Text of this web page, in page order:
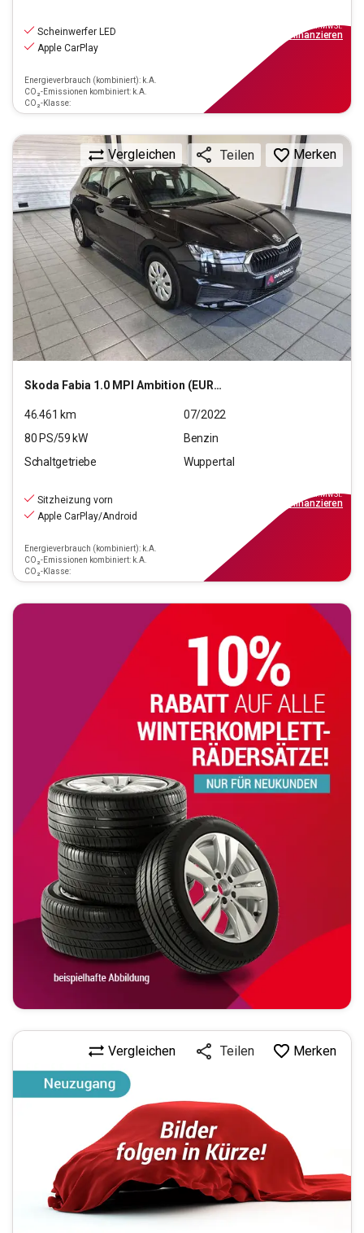
Scheinwerfer LED
Apple CarPlay
Energieverbrauch (kombiniert): k.A.
CO₂-Emissionen kombiniert: k.A.
CO₂-Klasse:
inkl.MwSt.
finanzieren
Skoda Fabia 1.0 MPI Ambition (EURO 6d)
Vergleichen Teilen Merken
46.461 km
07/2022
80 PS/59 kW
Benzin
Schaltgetriebe
Wuppertal
Sitzheizung vorn
Apple CarPlay/Android
Energieverbrauch (kombiniert): k.A.
CO₂-Emissionen kombiniert: k.A.
CO₂-Klasse:
inkl.MwSt.
finanzieren
Vergleichen Teilen Merken